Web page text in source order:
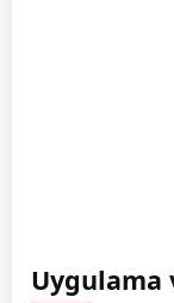
Uygulama